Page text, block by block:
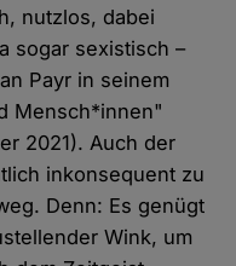
nutzlos, dabei
sogar sexistisch –
Payr in seinem
Mensch*innen"
2021). Auch der
inkonsequent zu
Denn: Es genügt
Wink, um